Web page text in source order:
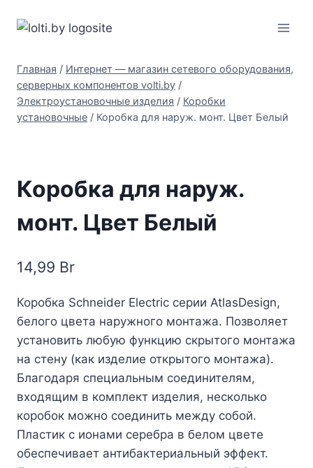
Главная / Интернет — магазин сетевого оборудования,
серверных компонентов volti.by /
Электроустановочные изделия / Коробки
установочные / Коробка для наруж. монт. Цвет Белый
Коробка для наруж.
монт. Цвет Белый
14,99 Br
Коробка Schneider Electric серии AtlasDesign,
белого цвета наружного монтажа. Позволяет
установить любую функцию скрытого монтажа
на стену (как изделие открытого монтажа).
Благодаря специальным соединителям,
входящим в комплект изделия, несколько
коробок можно соединить между собой.
Пластик с ионами серебра в белом цвете
обеспечивает антибактериальный эффект.